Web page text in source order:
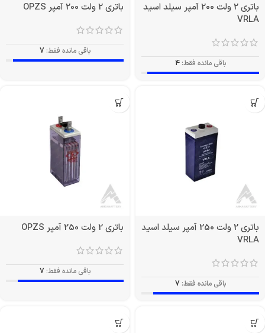
باتری 2 ولت 200 آمپر سیلد اسید
VRLA
باقی مانده فقط: 4
باتری 2 ولت 200 آمپر OPZS
باقی مانده فقط: 7
باتری 2 ولت 250 آمپر سیلد اسید
VRLA
باقی مانده فقط: 7
باتری 2 ولت 250 آمپر OPZS
باقی مانده فقط: 7